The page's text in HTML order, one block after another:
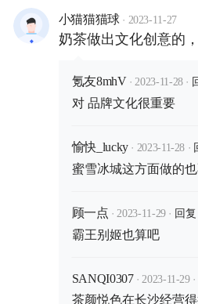
小猫猫猫球 · 2023-11-27
奶茶做出文化创意的
氪友8mhV · 2023-11-28 ·
对 品牌文化很重要
愉快_lucky · 2023-11-28 ·
蜜雪冰城这方面做的
顾一点 · 2023-11-29 · 回复
霸王别姬也算吧
SANQI0307 · 2023-11-29 ·
茶颜悦色在长沙经营